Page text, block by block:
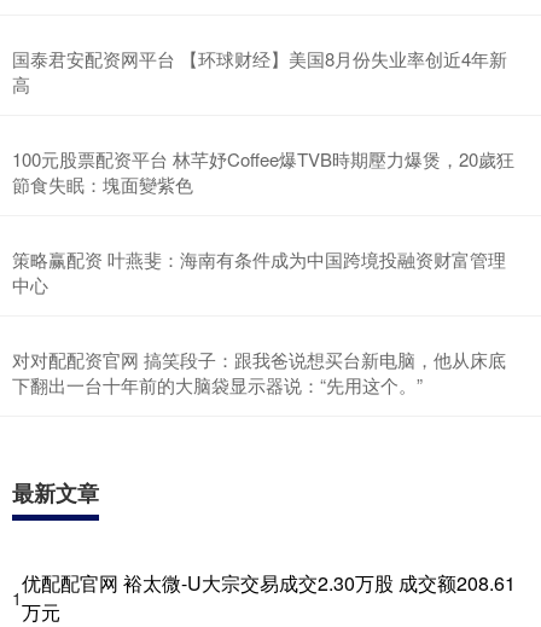
国泰君安配资网平台 【环球财经】美国8月份失业率创近4年新
高
100元股票配资平台 林芊妤Coffee爆TVB時期壓力爆煲，20歲狂
節食失眠：塊面變紫色
策略赢配资 叶燕斐：海南有条件成为中国跨境投融资财富管理
中心
对对配配资官网 搞笑段子：跟我爸说想买台新电脑，他从床底
下翻出一台十年前的大脑袋显示器说：“先用这个。”
最新文章
1
优配配官网 裕太微-U大宗交易成交2.30万股 成交额208.61
万元